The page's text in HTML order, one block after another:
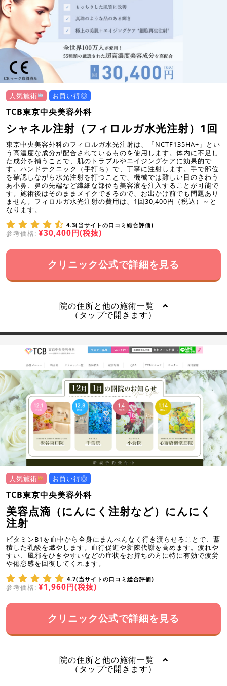
人気施術 お買い得◎
TCB東京中央美容外科
シャネル注射（フィロルガ水光注射）1回
東京中央美容外科のフィロルガ水光注射は、「NCTF135HA+」とい
う高濃度な成分が配合されているものを使用します。体内に不足し
た成分を補うことで、肌のトラブルやエイジングケアに効果的で
す。ハンドテクニック（手打ち）で、丁寧に注射します。手で部位
を確認しながら水光注射を打つことで、機械では難しい目のきわう
あ小鼻、鼻の先端など繊細な部位も美容液を注入することが可能で
す。施術後はそのままメイクできるので、お出かけ前でも問題あり
ません。フィロルガ水光注射の費用は、1回30,400円（税込）～と
なります。
4.3(当サイトの口コミ総合評価)
参考価格: ¥30,400円(税抜)
クリニック公式で詳細を見る
院の住所と他の施術一覧
（タップで開きます）
人気施術 お買い得◎
TCB東京中央美容外科
美容点滴（にんにく注射など）にんにく
注射
ビタミンB1を血中から全身にまんべんなく行き渡らせることで、蓄
積した乳酸を燃やします。血行促進や新陳代謝を高めます。疲れや
すい、風邪をひきやすいなどの症状をお持ちの方に特に有効で疲労
や倦怠感を回復してくれます。
4.7(当サイトの口コミ総合評価)
参考価格: ¥1,960円(税抜)
クリニック公式で詳細を見る
院の住所と他の施術一覧
（タップで開きます）